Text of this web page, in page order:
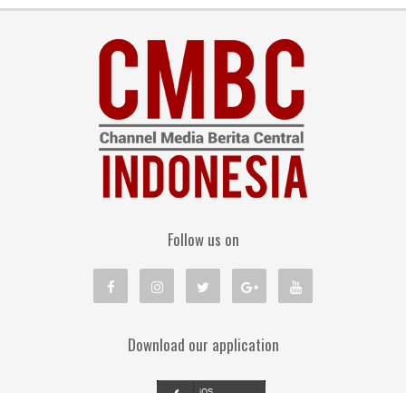
Follow us on
Download our application